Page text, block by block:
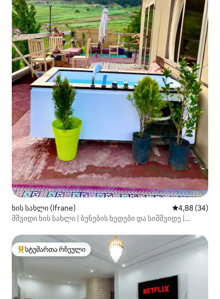
ხის სახლი (Ifrane) საშუალო
4,88 (34)
მშვიდი ხის სახლი | ბუნების ხედები და სიმშვიდე |
სტუმართა რჩეული მოწინავე ვარიანტი
სტუმართა რჩეული